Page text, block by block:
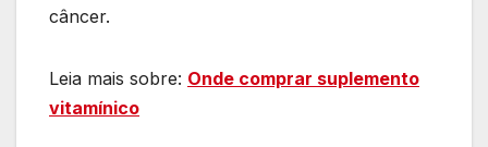
câncer.
Leia mais sobre: Onde comprar suplemento
vitamínico